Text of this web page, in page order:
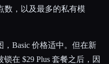
数，以及最多的私有模
Basic 价格适中。但在新
在 $29 Plus 套餐之后，因